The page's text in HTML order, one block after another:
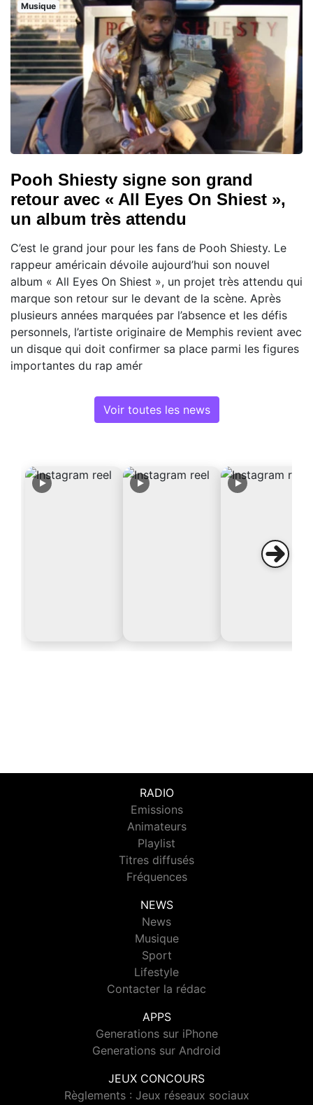
Musique
Pooh Shiesty signe son grand
retour avec « All Eyes On Shiest »,
un album très attendu
C’est le grand jour pour les fans de Pooh Shiesty. Le
rappeur américain dévoile aujourd’hui son nouvel
album « All Eyes On Shiest », un projet très attendu qui
marque son retour sur le devant de la scène. Après
plusieurs années marquées par l’absence et les défis
personnels, l’artiste originaire de Memphis revient avec
un disque qui doit confirmer sa place parmi les figures
importantes du rap amér
Voir toutes les news
RADIO
Emissions
Animateurs
Playlist
Titres diffusés
Fréquences
NEWS
News
Musique
Sport
Lifestyle
Contacter la rédac
APPS
Generations sur iPhone
Generations sur Android
JEUX CONCOURS
Règlements : Jeux réseaux sociaux